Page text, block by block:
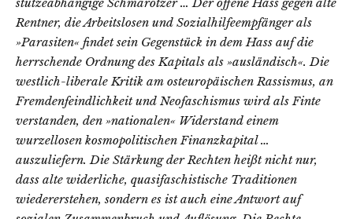
Rentner, die Arbeitslosen und Sozialhilfeempfänger als
»Parasiten« findet sein Gegenstück in dem Hass auf die
herrschende Ordnung des Kapitals als »ausländisch«. Die
westlich-liberale Kritik am osteuropäischen Rassismus, an
Fremdenfeindlichkeit und Neofaschismus wird als Finte
verstanden, den »nationalen« Widerstand einem
wurzellosen kosmopolitischen Finanzkapital …
auszuliefern. Die Stärkung der Rechten heißt nicht nur,
dass alte widerliche, quasifaschistische Traditionen
wiedererstehen, sondern es ist auch eine Antwort auf